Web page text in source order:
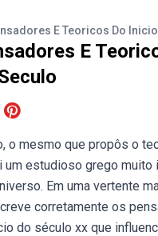
E Teoricos Do
E
o mesmo que propôs o
um estudioso grego muito
Em uma vertente
corretamente os
do século xx que